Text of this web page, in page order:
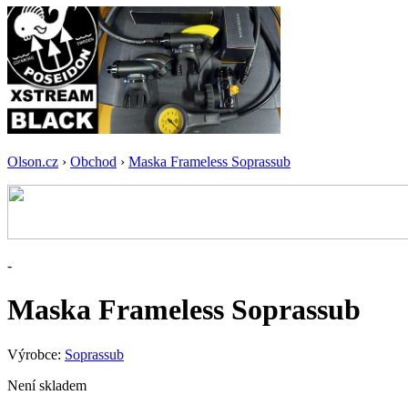
Olson.cz › Obchod › Maska Frameless Soprassub
-
Maska Frameless Soprassub
Výrobce: Soprassub
Není skladem